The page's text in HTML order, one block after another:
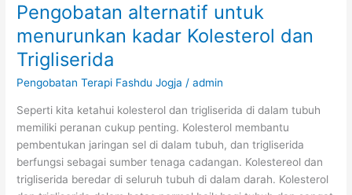
Pengobatan alternatif untuk
menurunkan kadar Kolesterol dan
Trigliserida
Pengobatan Terapi Fashdu Jogja /admin
Seperti kita ketahui kolesterol dan trigliserida di dalam tubuh
memiliki peranan cukup penting. Kolesterol membantu
pembentukan jaringan sel di dalam tubuh, dan trigliserida
berfungsi sebagai sumber tenaga cadangan. Kolestereol dan
trigliserida beredar di seluruh tubuh di dalam darah. Kolesterol